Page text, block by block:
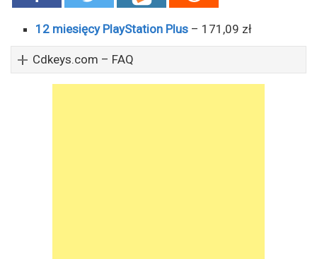
12 miesięcy PlayStation Plus – 171,09 zł
Cdkeys.com – FAQ